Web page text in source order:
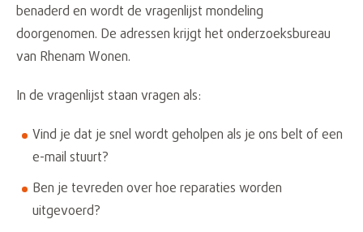
benaderd en wordt de vragenlijst mondeling
doorgenomen. De adressen krijgt het onderzoeksbureau
van Rhenam Wonen.
In de vragenlijst staan vragen als:
Vind je dat je snel wordt geholpen als je ons belt of een
e-mail stuurt?
Ben je tevreden over hoe reparaties worden
uitgevoerd?